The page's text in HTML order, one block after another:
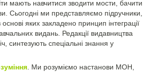
мають навчитися зводити мости, бачити
Сьогодні ми представляємо підручники,
яких закладено принцип інтеграції
видань. Редакції видавництва
синтезують спеціальні знання у
. Ми розуміємо настанови МОН,